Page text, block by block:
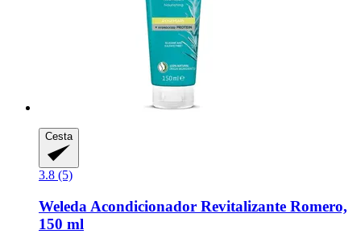
Cesta
3.8 (5)
Weleda Acondicionador Revitalizante Romero,
150 ml